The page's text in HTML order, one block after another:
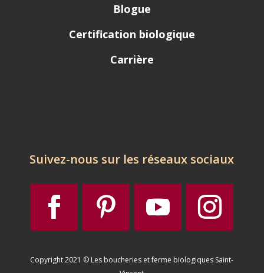
Blogue
Certification biologique
Carrière
Suivez-nous sur les réseaux sociaux
Copyright 2021 © Les boucheries et ferme biologiques Saint-